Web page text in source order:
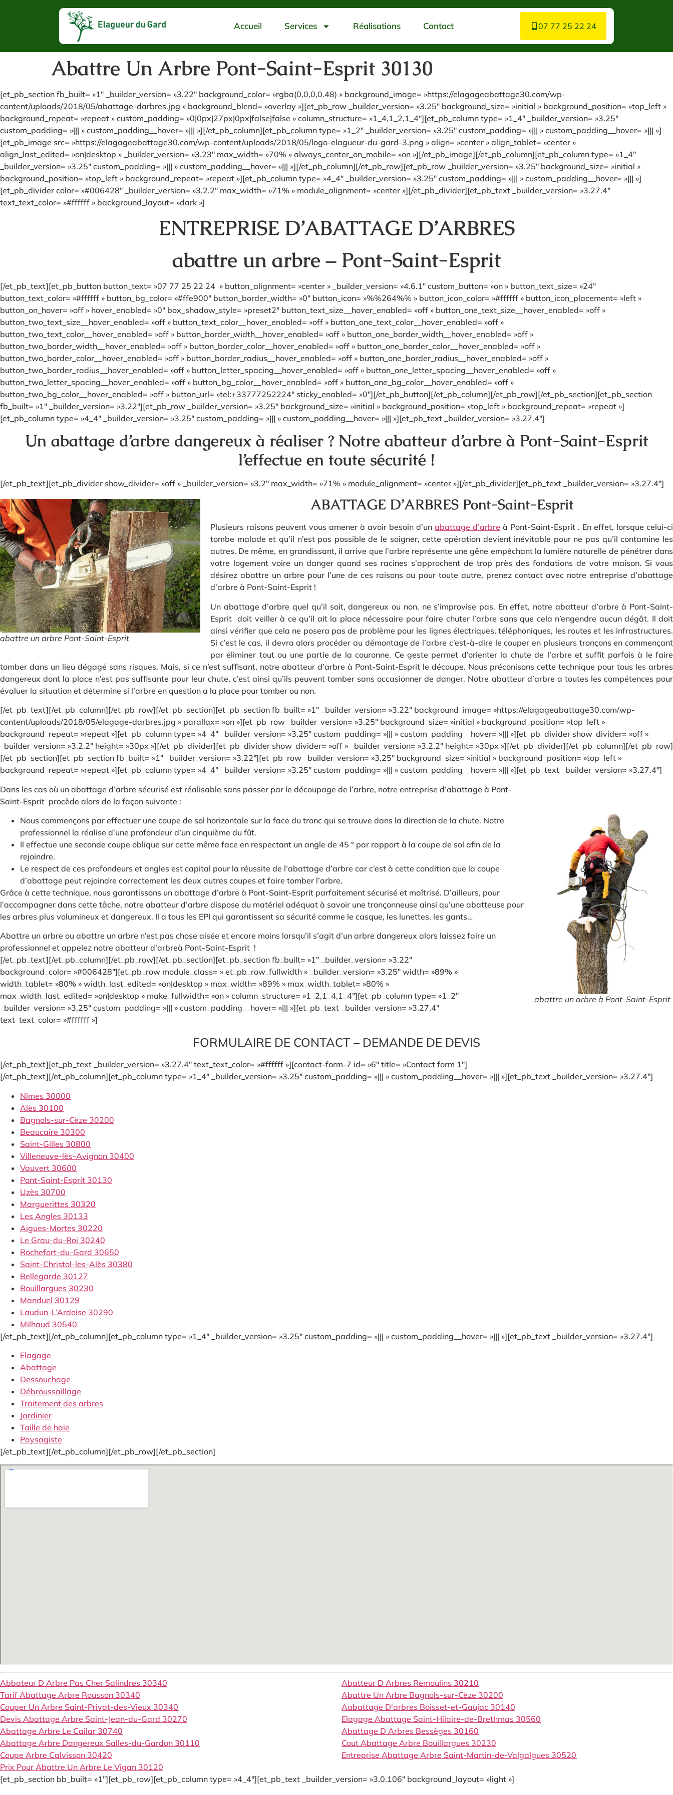
Accueil Services Réalisations Contact 07 77 25 22 24
Abattre Un Arbre Pont-Saint-Esprit 30130
[et_pb_section fb_built= »1″ _builder_version= »3.22″ background_color= »rgba(0,0,0,0.48) » background_image= »https://elagageabattage30.com/wp-
content/uploads/2018/05/abattage-darbres.jpg » background_blend= »overlay »][et_pb_row _builder_version= »3.25″ background_size= »initial » background_position= »top_left »
background_repeat= »repeat » custom_padding= »0|0px|27px|0px|false|false » column_structure= »1_4,1_2,1_4″][et_pb_column type= »1_4″ _builder_version= »3.25″
custom_padding= »||| » custom_padding__hover= »||| »][/et_pb_column][et_pb_column type= »1_2″ _builder_version= »3.25″ custom_padding= »||| » custom_padding__hover= »||| »]
[et_pb_image src= »https://elagageabattage30.com/wp-content/uploads/2018/05/logo-elagueur-du-gard-3.png » align= »center » align_tablet= »center »
align_last_edited= »on|desktop » _builder_version= »3.23″ max_width= »70% » always_center_on_mobile= »on »][/et_pb_image][/et_pb_column][et_pb_column type= »1_4″
_builder_version= »3.25″ custom_padding= »||| » custom_padding__hover= »||| »][/et_pb_column][/et_pb_row][et_pb_row _builder_version= »3.25″ background_size= »initial »
background_position= »top_left » background_repeat= »repeat »][et_pb_column type= »4_4″ _builder_version= »3.25″ custom_padding= »||| » custom_padding__hover= »||| »]
[et_pb_divider color= »#006428″ _builder_version= »3.2.2″ max_width= »71% » module_alignment= »center »][/et_pb_divider][et_pb_text _builder_version= »3.27.4″
text_text_color= »#ffffff » background_layout= »dark »]
ENTREPRISE D’ABATTAGE D’ARBRES
abattre un arbre – Pont-Saint-Esprit
[/et_pb_text][et_pb_button button_text= »07 77 25 22 24 » button_alignment= »center » _builder_version= »4.6.1″ custom_button= »on » button_text_size= »24″
button_text_color= »#ffffff » button_bg_color= »#ffe900″ button_border_width= »0″ button_icon= »%%264%% » button_icon_color= »#ffffff » button_icon_placement= »left »
button_on_hover= »off » hover_enabled= »0″ box_shadow_style= »preset2″ button_text_size__hover_enabled= »off » button_one_text_size__hover_enabled= »off »
button_two_text_size__hover_enabled= »off » button_text_color__hover_enabled= »off » button_one_text_color__hover_enabled= »off »
button_two_text_color__hover_enabled= »off » button_border_width__hover_enabled= »off » button_one_border_width__hover_enabled= »off »
button_two_border_width__hover_enabled= »off » button_border_color__hover_enabled= »off » button_one_border_color__hover_enabled= »off »
button_two_border_color__hover_enabled= »off » button_border_radius__hover_enabled= »off » button_one_border_radius__hover_enabled= »off »
button_two_border_radius__hover_enabled= »off » button_letter_spacing__hover_enabled= »off » button_one_letter_spacing__hover_enabled= »off »
button_two_letter_spacing__hover_enabled= »off » button_bg_color__hover_enabled= »off » button_one_bg_color__hover_enabled= »off »
button_two_bg_color__hover_enabled= »off » button_url= »tel:+33777252224″ sticky_enabled= »0″][/et_pb_button][/et_pb_column][/et_pb_row][/et_pb_section][et_pb_section
fb_built= »1″ _builder_version= »3.22″][et_pb_row _builder_version= »3.25″ background_size= »initial » background_position= »top_left » background_repeat= »repeat »]
[et_pb_column type= »4_4″ _builder_version= »3.25″ custom_padding= »||| » custom_padding__hover= »||| »][et_pb_text _builder_version= »3.27.4″]
Un abattage d’arbre dangereux à réaliser ? Notre abatteur d’arbre à Pont-Saint-Esprit
l’effectue en toute sécurité !
[/et_pb_text][et_pb_divider show_divider= »off » _builder_version= »3.2″ max_width= »71% » module_alignment= »center »][/et_pb_divider][et_pb_text _builder_version= »3.27.4″]
abattre un arbre Pont-Saint-Esprit
ABATTAGE D’ARBRES Pont-Saint-Esprit
Plusieurs raisons peuvent vous amener à avoir besoin d’un abattage d’arbre à Pont-Saint-Esprit . En effet, lorsque celui-ci
tombe malade et qu’il n’est pas possible de le soigner, cette opération devient inévitable pour ne pas qu’il contamine les
autres. De même, en grandissant, il arrive que l’arbre représente une gêne empêchant la lumière naturelle de pénétrer dans
votre logement voire un danger quand ses racines s’approchent de trop près des fondations de votre maison. Si vous
désirez abattre un arbre pour l’une de ces raisons ou pour toute autre, prenez contact avec notre entreprise d’abattage
d’arbre à Pont-Saint-Esprit !
Un abattage d’arbre quel qu’il soit, dangereux ou non, ne s’improvise pas. En effet, notre abatteur d’arbre à Pont-Saint-
Esprit doit veiller à ce qu’il ait la place nécessaire pour faire chuter l’arbre sans que cela n’engendre aucun dégât. Il doit
ainsi vérifier que cela ne posera pas de problème pour les lignes électriques, téléphoniques, les routes et les infrastructures.
Si c’est le cas, il devra alors procéder au démontage de l’arbre c’est-à-dire le couper en plusieurs tronçons en commençant
par éliminer tout ou une partie de la couronne. Ce geste permet d’orienter la chute de l’arbre et suffit parfois à le faire
tomber dans un lieu dégagé sans risques. Mais, si ce n’est suffisant, notre abatteur d’arbre à Pont-Saint-Esprit le découpe. Nous préconisons cette technique pour tous les arbres
dangereux dont la place n’est pas suffisante pour leur chute, c’est ainsi qu’ils peuvent tomber sans occasionner de danger. Notre abatteur d’arbre a toutes les compétences pour
évaluer la situation et détermine si l’arbre en question a la place pour tomber ou non.
[/et_pb_text][/et_pb_column][/et_pb_row][/et_pb_section][et_pb_section fb_built= »1″ _builder_version= »3.22″ background_image= »https://elagageabattage30.com/wp-
content/uploads/2018/05/elagage-darbres.jpg » parallax= »on »][et_pb_row _builder_version= »3.25″ background_size= »initial » background_position= »top_left »
background_repeat= »repeat »][et_pb_column type= »4_4″ _builder_version= »3.25″ custom_padding= »||| » custom_padding__hover= »||| »][et_pb_divider show_divider= »off »
_builder_version= »3.2.2″ height= »30px »][/et_pb_divider][et_pb_divider show_divider= »off » _builder_version= »3.2.2″ height= »30px »][/et_pb_divider][/et_pb_column][/et_pb_row]
[/et_pb_section][et_pb_section fb_built= »1″ _builder_version= »3.22″][et_pb_row _builder_version= »3.25″ background_size= »initial » background_position= »top_left »
background_repeat= »repeat »][et_pb_column type= »4_4″ _builder_version= »3.25″ custom_padding= »||| » custom_padding__hover= »||| »][et_pb_text _builder_version= »3.27.4″]
abattre un arbre à Pont-Saint-Esprit
Dans les cas où un abattage d’arbre sécurisé est réalisable sans passer par le découpage de l’arbre, notre entreprise d’abattage à Pont-
Saint-Esprit procède alors de la façon suivante :
Nous commençons par effectuer une coupe de sol horizontale sur la face du tronc qui se trouve dans la direction de la chute. Notre
professionnel la réalise d’une profondeur d’un cinquième du fût.
Il effectue une seconde coupe oblique sur cette même face en respectant un angle de 45 ° par rapport à la coupe de sol afin de la
rejoindre.
Le respect de ces profondeurs et angles est capital pour la réussite de l’abattage d’arbre car c’est à cette condition que la coupe
d’abattage peut rejoindre correctement les deux autres coupes et faire tomber l’arbre.
Grâce à cette technique, nous garantissons un abattage d’arbre à Pont-Saint-Esprit parfaitement sécurisé et maîtrisé. D’ailleurs, pour
l’accompagner dans cette tâche, notre abatteur d’arbre dispose du matériel adéquat à savoir une tronçonneuse ainsi qu’une abatteuse pour
les arbres plus volumineux et dangereux. Il a tous les EPI qui garantissent sa sécurité comme le casque, les lunettes, les gants…
Abattre un arbre ou abattre un arbre n’est pas chose aisée et encore moins lorsqu’il s’agit d’un arbre dangereux alors laissez faire un
professionnel et appelez notre abatteur d’arbreà Pont-Saint-Esprit !
[/et_pb_text][/et_pb_column][/et_pb_row][/et_pb_section][et_pb_section fb_built= »1″ _builder_version= »3.22″
background_color= »#006428″][et_pb_row module_class= » et_pb_row_fullwidth » _builder_version= »3.25″ width= »89% »
width_tablet= »80% » width_last_edited= »on|desktop » max_width= »89% » max_width_tablet= »80% »
max_width_last_edited= »on|desktop » make_fullwidth= »on » column_structure= »1_2,1_4,1_4″][et_pb_column type= »1_2″
_builder_version= »3.25″ custom_padding= »||| » custom_padding__hover= »||| »][et_pb_text _builder_version= »3.27.4″
text_text_color= »#ffffff »]
FORMULAIRE DE CONTACT – DEMANDE DE DEVIS
[/et_pb_text][et_pb_text _builder_version= »3.27.4″ text_text_color= »#ffffff »][contact-form-7 id= »6″ title= »Contact form 1″]
[/et_pb_text][/et_pb_column][et_pb_column type= »1_4″ _builder_version= »3.25″ custom_padding= »||| » custom_padding__hover= »||| »][et_pb_text _builder_version= »3.27.4″]
Nîmes 30000
Alès 30100
Bagnols-sur-Cèze 30200
Beaucaire 30300
Saint-Gilles 30800
Villeneuve-lès-Avignon 30400
Vauvert 30600
Pont-Saint-Esprit 30130
Uzès 30700
Marguerittes 30320
Les Angles 30133
Aigues-Mortes 30220
Le Grau-du-Roi 30240
Rochefort-du-Gard 30650
Saint-Christol-les-Alès 30380
Bellegarde 30127
Bouillargues 30230
Manduel 30129
Laudun-L’Ardoise 30290
Milhaud 30540
[/et_pb_text][/et_pb_column][et_pb_column type= »1_4″ _builder_version= »3.25″ custom_padding= »||| » custom_padding__hover= »||| »][et_pb_text _builder_version= »3.27.4″]
Elagage
Abattage
Dessouchage
Débroussaillage
Traitement des arbres
Jardinier
Taille de haie
Paysagiste
[/et_pb_text][/et_pb_column][/et_pb_row][/et_pb_section]
Abbateur D Arbre Pas Cher Salindres 30340
Tarif Abattage Arbre Rousson 30340
Couper Un Arbre Saint-Privat-des-Vieux 30340
Devis Abattage Arbre Saint-Jean-du-Gard 30270
Abattage Arbre Le Cailar 30740
Abattage Arbre Dangereux Salles-du-Gardon 30110
Coupe Arbre Calvisson 30420
Prix Pour Abattre Un Arbre Le Vigan 30120
Abatteur D Arbres Remoulins 30210
Abattre Un Arbre Bagnols-sur-Cèze 30200
Aabattage D'arbres Boisset-et-Gaujac 30140
Elagage Abattage Saint-Hilaire-de-Brethmas 30560
Abattage D Arbres Bessèges 30160
Cout Abattage Arbre Bouillargues 30230
Entreprise Abattage Arbre Saint-Martin-de-Valgalgues 30520
[et_pb_section bb_built= »1″][et_pb_row][et_pb_column type= »4_4″][et_pb_text _builder_version= »3.0.106″ background_layout= »light »]